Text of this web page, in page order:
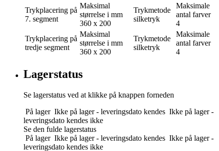
Trykplacering på
7. segment
Maksimal
størrelse i mm
360 x 200
Trykmetode
silketryk
Maksimale
antal farver
4
Trykplacering på
tredje segment
Maksimal
størrelse i mm
360 x 200
Trykmetode
silketryk
Maksimale
antal farver
4
Lagerstatus
Se lagerstatus ved at klikke på knappen forneden
På lager Ikke på lager - leveringsdato kendes Ikke på lager -
leveringsdato kendes ikke
Se den fulde lagerstatus
På lager Ikke på lager - leveringsdato kendes Ikke på lager -
leveringsdato kendes ikke